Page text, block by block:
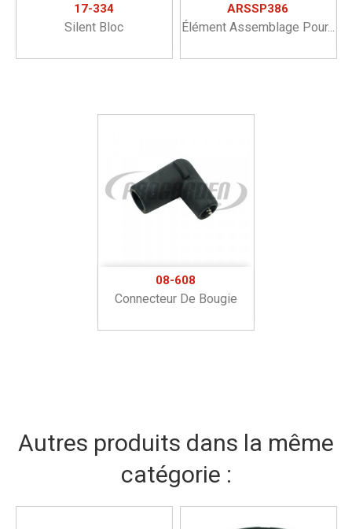
17-334
Silent Bloc
ARSSP386
Élément Assemblage Pour...
08-608
Connecteur De Bougie
Autres produits dans la même
catégorie :